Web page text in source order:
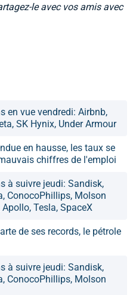
le avec vos amis avec
en vue vendredi: Airbnb,
SK Hynix, Under Armour
en hausse, les taux se
chiffres de l'emploi
à suivre jeudi: Sandisk,
ConocoPhillips, Molson
Apollo, Tesla, SpaceX
de ses records, le pétrole
à suivre jeudi: Sandisk,
ConocoPhillips, Molson